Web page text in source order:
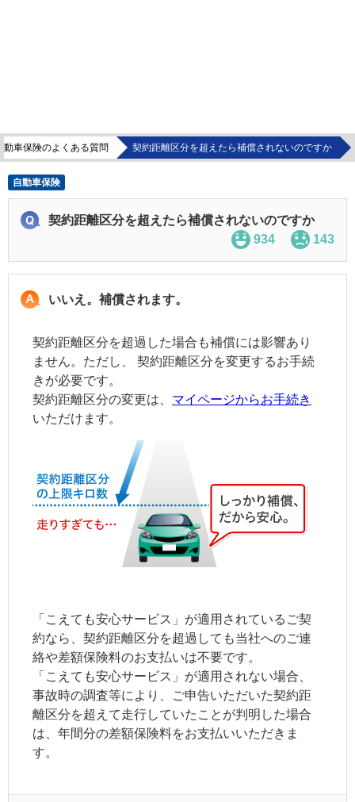
動車保険のよくある質問 契約距離区分を超えたら補償されないのですか
自動車保険
契約距離区分を超えたら補償されないのですか
934
143
いいえ。補償されます。
契約距離区分を超過した場合も補償には影響あり
ません。ただし、 契約距離区分を変更するお手続
きが必要です。
契約距離区分の変更は、 マイページからお手続き
いただけます。
「こえても安心サービス」が適用されているご契
約なら、 契約距離区分を超過しても当社へのご連
絡や差額保険料のお支払いは不要です。
「こえても安心サービス」が適用されない場合、
事故時の調査等により、ご申告いただいた契約距
離区分を超えて走行していたことが判明した場合
は、年間分の差額保険料をお支払いいただきま
す。